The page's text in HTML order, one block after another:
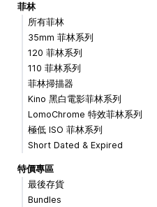
菲林
所有菲林
35mm 菲林系列
120 菲林系列
110 菲林系列
菲林掃描器
Kino 黑白電影菲林系列
LomoChrome 特效菲林系列
極低 ISO 菲林系列
Short Dated & Expired
特價專區
最後存貨
Bundles